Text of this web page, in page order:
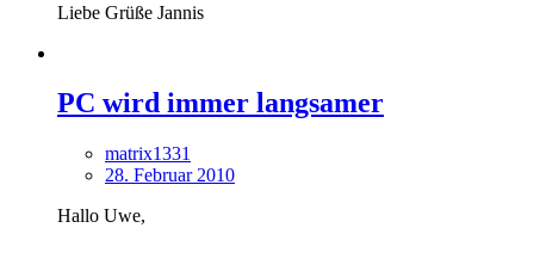
Liebe Grüße Jannis
PC wird immer langsamer
matrix1331
28. Februar 2010
Hallo Uwe,